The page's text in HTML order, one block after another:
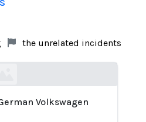
the unrelated incidents
Volkswagen